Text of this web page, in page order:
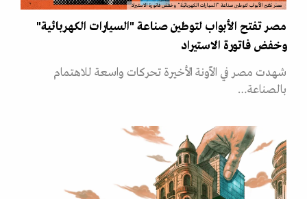
مصر تفتح الأبواب لتوطين صناعة "السيارات الكهربائية" وخفض فاتورة الاستيراد
مصر تفتح الأبواب لتوطين صناعة "السيارات الكهربائية"
وخفض فاتورة الاستيراد
شهدت مصر في الآونة الأخيرة تحركات واسعة للاهتمام
بالصناعة…